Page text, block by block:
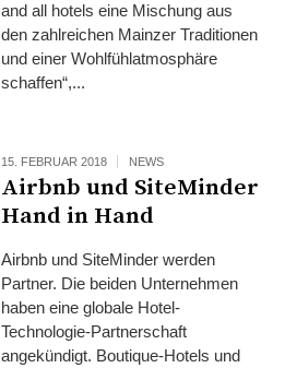
and all hotels eine Mischung aus
den zahlreichen Mainzer Traditionen
und einer Wohlfühlatmosphäre
schaffen“,...
15. FEBRUAR 2018 NEWS
Airbnb und SiteMinder
Hand in Hand
Airbnb und SiteMinder werden
Partner. Die beiden Unternehmen
haben eine globale Hotel-
Technologie-Partnerschaft
angekündigt. Boutique-Hotels und